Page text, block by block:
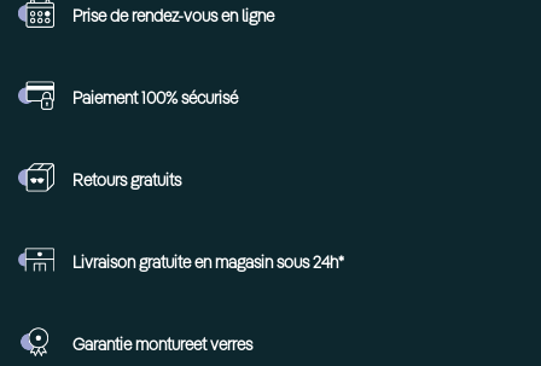
Prise de rendez-vous en ligne
Paiement 100%sécurisé
Retoursgratuits
Livraison gratuite en magasin sous 24h*
Garantie montureet verres